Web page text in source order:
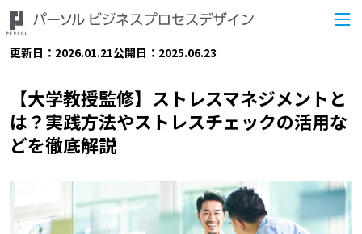
更新日：2026.01.21公開日：2025.06.23
【大学教授監修】ストレスマネジメントと
は？実践方法やストレスチェックの活用な
どを徹底解説